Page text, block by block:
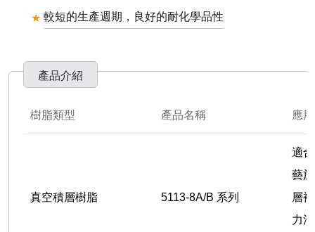
較短的生產週期，良好的耐化學品性
產品介紹
樹脂類型 產品名稱 應
真空積層樹脂 5113-8A/B 系列
適
藝
層
力